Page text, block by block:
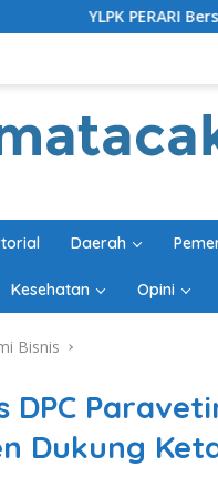
Sejumlah Ormas
Daerah
Kesehatan Opini
Bisnis
DPC
Dukung